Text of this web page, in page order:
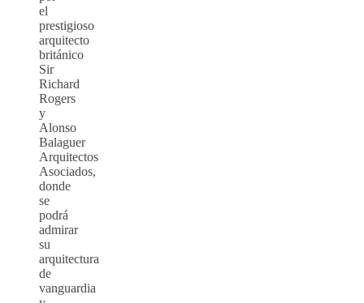
el
prestigioso
arquitecto
británico
Sir
Richard
Rogers
y
Alonso
Balaguer
Arquitectos
Asociados,
donde
se
podrá
admirar
su
arquitectura
de
vanguardia